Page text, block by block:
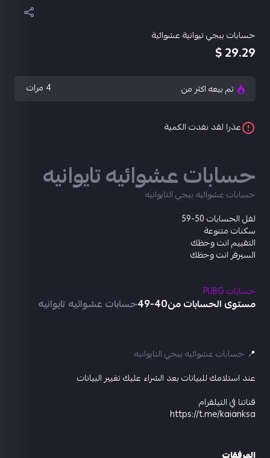
حسابات ببجي تيوانية عشوائية
29.29 $
تم بيعه اكثر من 4 مرات
عذرا لقد نفدت الكمية
حسابات عشوائيه تايوانيه
حسابات عشوائيه ببجي التايوانيه
لفل الحسابات 50-59
سكنات متنوعة
التقييم انت وحظك
السيرفر انت وحظك
حسابات PUBG
مستوى الحسابات من40-49 حسابات عشوائيه تايوانيه
📍 حسابات عشوائيه ببجي التايوانيه
عند استلامك للبيانات بعد الشراء عليك تغيير البيانات
قناتنا في التيلقرام
https://t.me/kaianksa